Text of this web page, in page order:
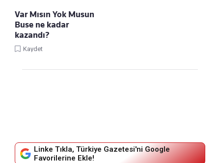
Var Mısın Yok Musun
Buse ne kadar
kazandı?
Kaydet
Linke Tıkla, Türkiye Gazetesi'ni Google
Favorilerine Ekle!